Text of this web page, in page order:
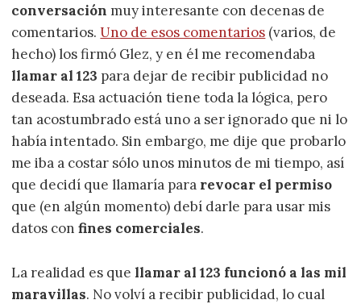
conversación muy interesante con decenas de
comentarios.Uno de esos comentarios (varios, de
hecho) los firmó Glez, y en él me recomendaba
llamar al 123 para dejar de recibir publicidad no
deseada. Esa actuación tiene toda la lógica, pero
tan acostumbrado está uno a ser ignorado que ni lo
había intentado. Sin embargo, me dije que probarlo
me iba a costar sólo unos minutos de mi tiempo, así
que decidí que llamaría para revocar el permiso
que (en algún momento) debí darle para usar mis
datos confines comerciales.
La realidad es que llamar al 123 funcionó a las mil
maravillas. No volví a recibir publicidad, lo cual